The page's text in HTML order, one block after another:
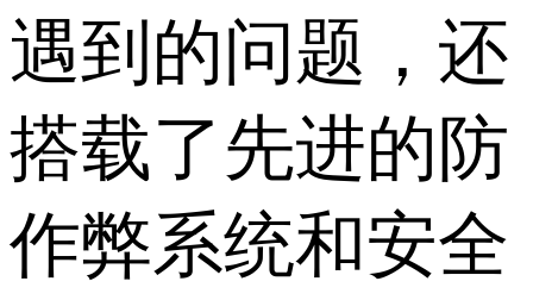
遇到的问题，还
搭载了先进的防
作弊系统和安全